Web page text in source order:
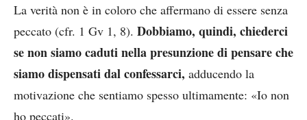
La verità non è in coloro che affermano di essere senza
peccato (cfr. 1 Gv 1, 8). Dobbiamo, quindi, chiederci
se non siamo caduti nella presunzione di pensare che
siamo dispensati dal confessarci, adducendo la
motivazione che sentiamo spesso ultimamente: «Io non
ho peccati».